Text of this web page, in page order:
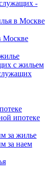
-
в Москве
Москве
с жильем
ипотеке
за жилье
за наем